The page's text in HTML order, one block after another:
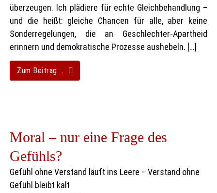
überzeugen. Ich plädiere für echte Gleichbehandlung –
und die heißt: gleiche Chancen für alle, aber keine
Sonderregelungen, die an Geschlechter-Apartheid
erinnern und demokratische Prozesse aushebeln. […]
Zum Beitrag …
Moral – nur eine Frage des
Gefühls?
Gefühl ohne Verstand läuft ins Leere – Verstand ohne
Gefühl bleibt kalt